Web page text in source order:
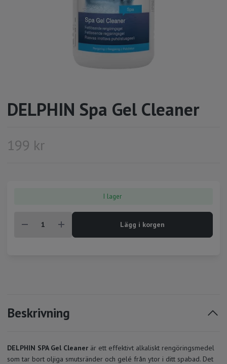
DELPHIN Spa Gel Cleaner
199 kr
I lager
Lägg i korgen
Beskrivning
DELPHIN SPA Gel Cleaner är ett effektivt alkaliskt rengöringsmedel
som tar bort oljiga smutsränder och gelé från ytor i ditt spabad. Det